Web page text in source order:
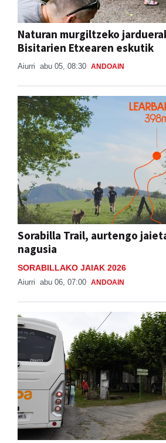
Naturan murgiltzeko
Bisitarien Etxearen eskutik
Aiurri abu 05, 08:30 ANDOAIN
Sorabilla Trail, aurtengo
nagusia
SORABILLAKO JAIAK 2026
Aiurri abu 06, 07:00 ANDOAIN